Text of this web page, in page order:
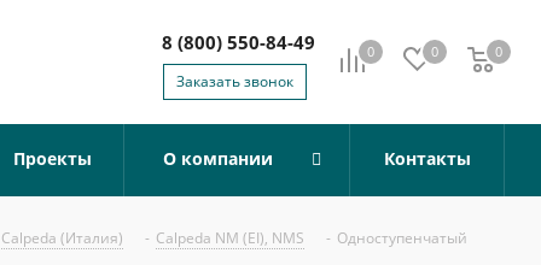
0 0 0
0
8 (800) 550-84-49
Заказать звонок
Проекты О компании Контакты
(Италия) - Calpeda NM (EI), NMS - Одноступенчатый